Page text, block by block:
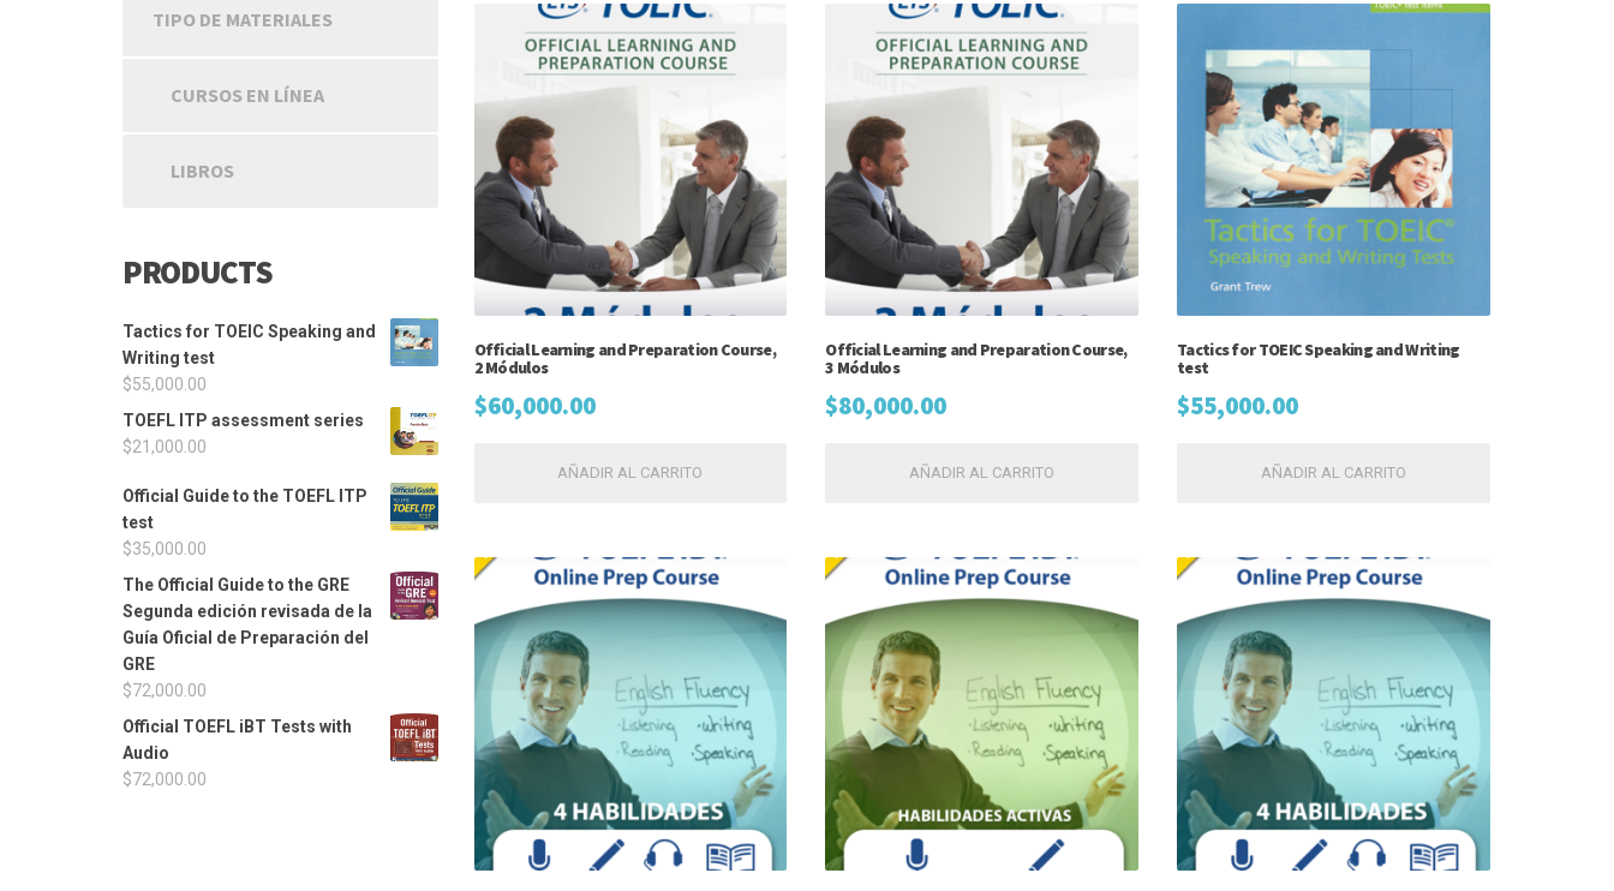
Official Learning and Preparation Course,
2 Módulos
$60,000.00
AÑADIR AL CARRITO
Official Learning and Preparation Course,
3 Módulos
$80,000.00
AÑADIR AL CARRITO
Tactics for TOEIC Speaking and Writing
test
$55,000.00
AÑADIR AL CARRITO
TIPO DE MATERIALES
CURSOS EN LÍNEA
LIBROS
PRODUCTS
Tactics for TOEIC Speaking and
Writing test
$55,000.00
TOEFL ITP assessment series
$21,000.00
Official Guide to the TOEFL ITP
test
$35,000.00
The Official Guide to the GRE
Segunda edición revisada de la
Guía Oficial de Preparación del
GRE
$72,000.00
Official TOEFL iBT Tests with
Audio
$72,000.00